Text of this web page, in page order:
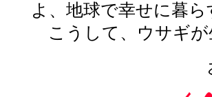
よ、地球で幸せに暮
こうして、ウサギが